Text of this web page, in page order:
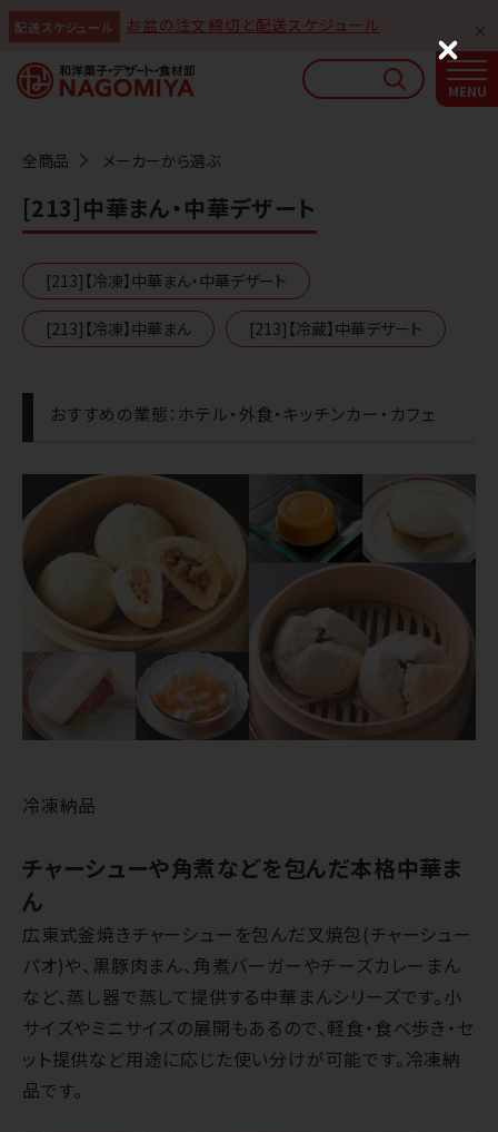
配送スケジュール お盆の注文締切と配送スケジュール
全商品 メーカーから選ぶ
[213]中華まん・中華デザート
[213]【冷凍】中華まん・中華デザート
[213]【冷凍】中華まん [213]【冷蔵】中華デザート
おすすめの業態：ホテル・外食・キッチンカー・カフェ
冷凍納品
チャーシューや角煮などを包んだ本格中華ま
ん
広東式釜焼きチャーシューを包んだ叉焼包(チャーシュー
パオ)や、黒豚肉まん、角煮バーガーやチーズカレーまん
など、蒸し器で蒸して提供する中華まんシリーズです。小
サイズやミニサイズの展開もあるので、軽食・食べ歩き・セ
ット提供など用途に応じた使い分けが可能です。冷凍納
品です。
なごみやAIガイド
AIがなごみやの使い方をお答えします
C
l
o